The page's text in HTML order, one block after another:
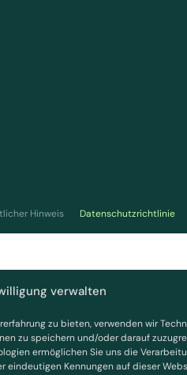
verwalten
zu bieten, verwenden wir
zu speichern und/oder darauf
ermöglichen Sie uns die
eindeutigen Kennungen auf dieser
Hinweis Datenschutzrichtlinie